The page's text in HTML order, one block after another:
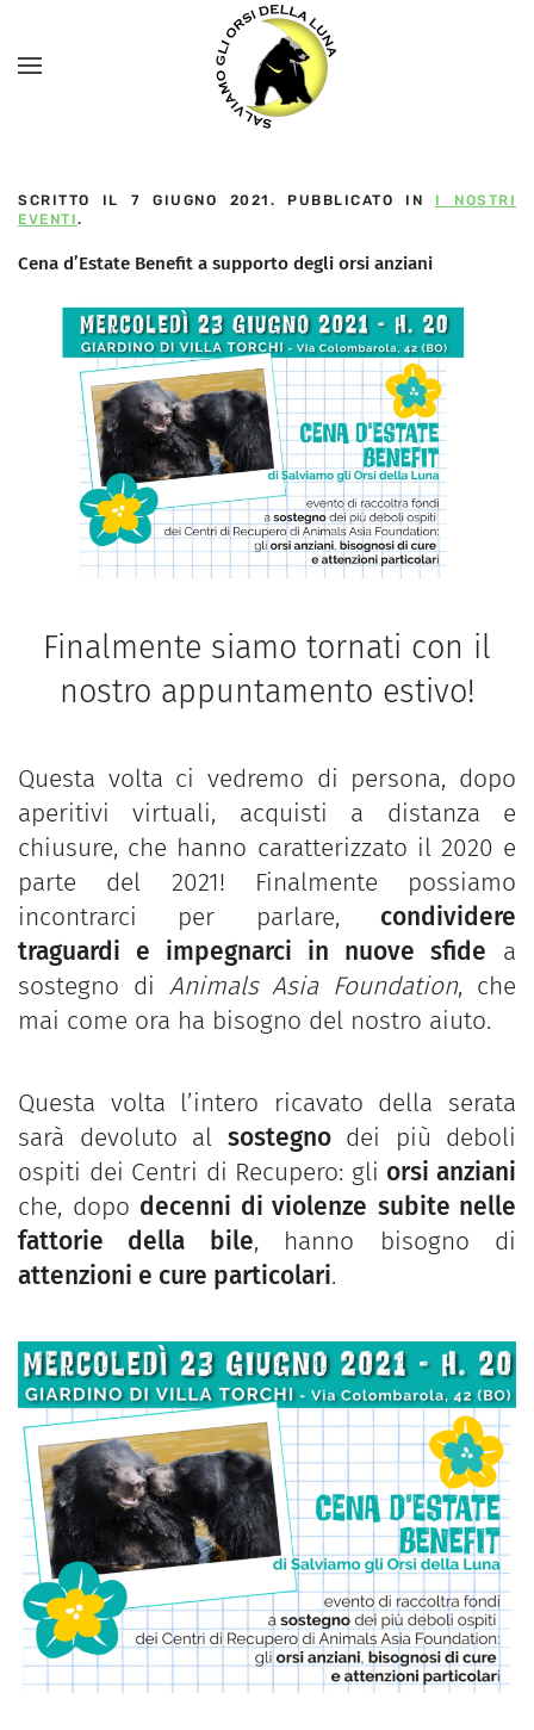
SCRITTO IL 7 GIUGNO 2021 . PUBBLICATO IN I NOSTRI
EVENTI.
Cena d’Estate Benefit a supporto degli orsi anziani
Finalmente siamo tornati con il
nostro appuntamento estivo!
Questa volta ci vedremo di persona, dopo
aperitivi virtuali, acquisti a distanza e
chiusure, che hanno caratterizzato il 2020 e
parte del 2021! Finalmente possiamo
incontrarci per parlare, condividere
traguardi e impegnarci in nuove sfide a
sostegno di Animals Asia Foundation, che
mai come ora ha bisogno del nostro aiuto.
Questa volta l’intero ricavato della serata
sarà devoluto al sostegnodei più deboli
ospiti dei Centri di Recupero: gli orsi anziani
che, dopo decenni di violenze subite nelle
fattorie della bile, hanno bisogno di
attenzioni e cure particolari.